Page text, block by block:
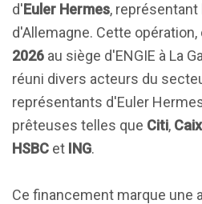
d'Euler Hermes, représentant
d'Allemagne. Cette opération,
2026 au siège d'ENGIE à La
réuni divers acteurs du
représentants d'Euler
prêteuses telles que Citi,
HSBC et ING.
Ce financement marque une